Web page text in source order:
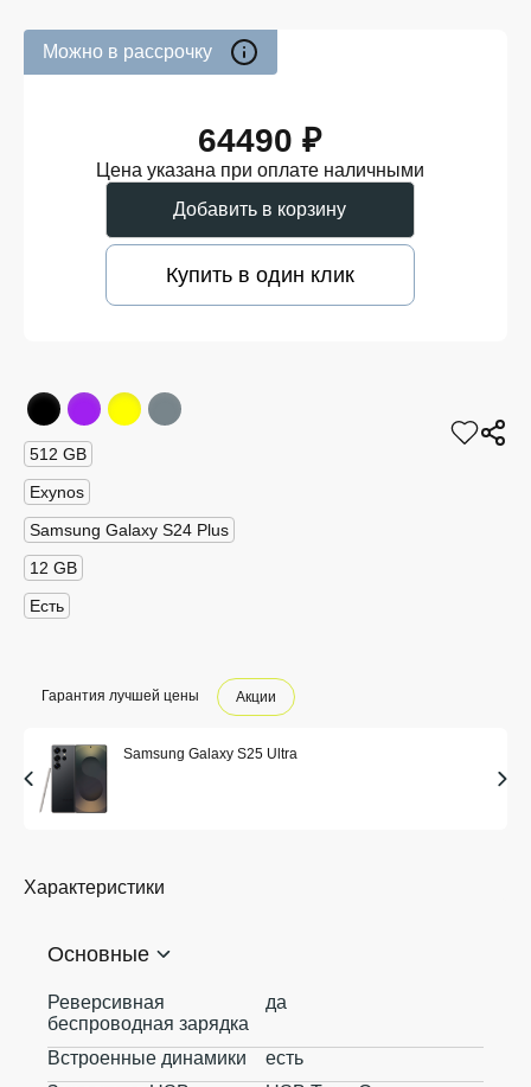
Можно в рассрочку
64490 ₽
Цена указана при оплате наличными
Добавить в корзину
Купить в один клик
512 GB
Exynos
Samsung Galaxy S24 Plus
12 GB
Есть
Гарантия лучшей цены Акции
Samsung Galaxy S25 Ultra
Характеристики
Основные
Реверсивная
беспроводная зарядка
да
Встроенные динамики
есть